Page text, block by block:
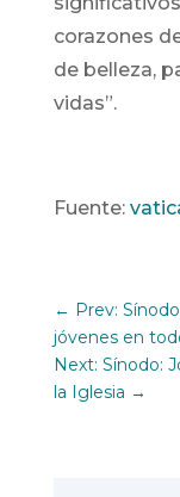
corazones
de belleza,
vidas”.
Fuente:
← Prev:
jóvenes en
Next: Sínodo:
la Iglesia →